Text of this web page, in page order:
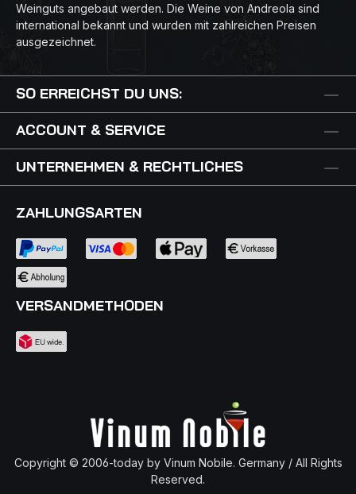
Weinguts angebaut werden. Die Weine von Andreola sind
international bekannt und wurden mit zahlreichen Preisen
ausgezeichnet.
SO ERREICHST DU UNS:
ACCOUNT & SERVICE
UNTERNEHMEN & RECHTLICHES
ZAHLUNGSARTEN
VERSANDMETHODEN
Copyright © 2006-today by Vinum Nobile. Germany / All Rights
Reserved.